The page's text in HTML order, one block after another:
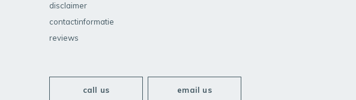
disclaimer
contactinformatie
reviews
call us email us